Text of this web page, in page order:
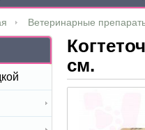
Ветеринарные
см.